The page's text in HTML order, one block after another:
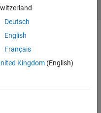
Deutsch
English
Français
Kingdom(English)